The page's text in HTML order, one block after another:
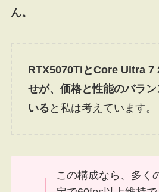
ん。
RTX5070TiとCore Ultra 7
せが、価格と性能のバラ
いる と私は考えています。
この構成なら、多く